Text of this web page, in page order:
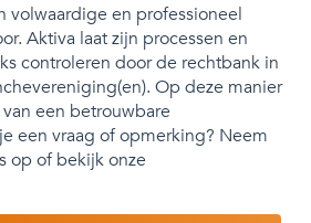
volwaardige en professioneel
Aktiva laat zijn processen en
controleren door de rechtbank in
Op deze manier
een betrouwbare
een vraag of opmerking? Neem
op of bekijk onze